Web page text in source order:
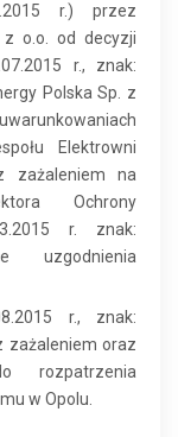
r.) przez
z o.o. od decyzji
r., znak:
Polska Sp. z
Elektrowni
zażaleniem na
Ochrony
r. znak:
uzgodnienia
r., znak:
zażaleniem oraz
rozpatrzenia
w Opolu.